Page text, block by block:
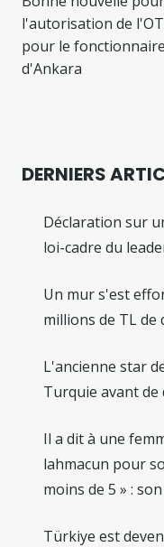
de
l’article
l'autorisation de
pour le fonctionnaire
d'Ankara
DERNIERS
Déclaration sur
loi-cadre du
Un mur s'est
millions de TL de
L'ancienne star
Turquie avant
Il a dit à une
lahmacun pour
moins de 5 » :
Türkiye est